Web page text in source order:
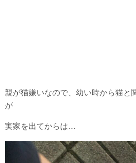
親が猫嫌いなので、幼い時から猫と
が
実家を出てからは…